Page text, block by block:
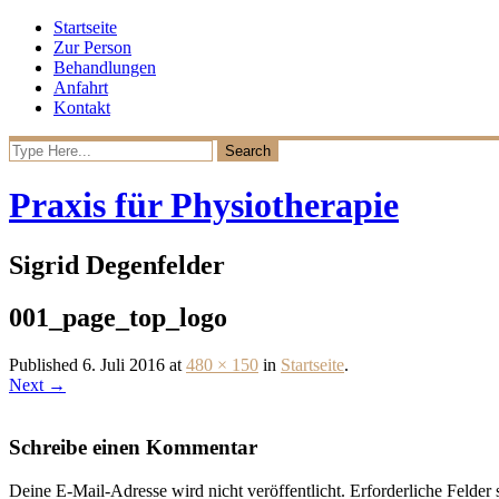
Startseite
Zur Person
Behandlungen
Anfahrt
Kontakt
Praxis für Physiotherapie
Sigrid Degenfelder
001_page_top_logo
Published 6. Juli 2016 at 480 × 150 in Startseite.
Next →
Schreibe einen Kommentar
Deine E-Mail-Adresse wird nicht veröffentlicht. Erforderliche Felder